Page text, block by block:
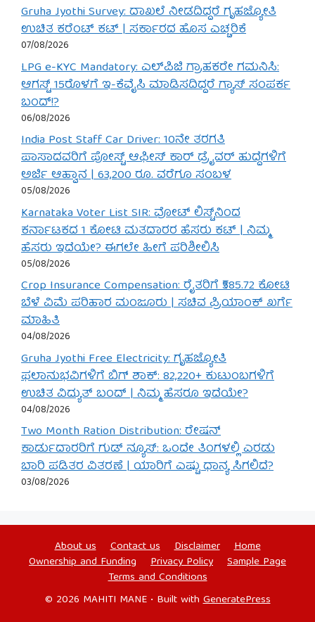
Gruha Jyothi Survey: ದಾಖಲೆ ನೀಡದಿದ್ದರೆ ಗೃಹಜ್ಯೋತಿ
ಉಚಿತ ಕರೆಂಟ್ ಕಟ್ | ಸರ್ಕಾರದ ಹೊಸ ಎಚ್ಚರಿಕೆ
07/08/2026
LPG e-KYC Mandatory: ಎಲ್‌ಪಿಜಿ ಗ್ರಾಹಕರೇ ಗಮನಿಸಿ:
ಆಗಸ್ಟ್ 15ರೊಳಗೆ ಇ-ಕೆವೈಸಿ ಮಾಡಿಸದಿದ್ದರೆ ಗ್ಯಾಸ್ ಸಂಪರ್ಕ
ಬಂದ್!?
06/08/2026
India Post Staff Car Driver: 10ನೇ ತರಗತಿ
ಪಾಸಾದವರಿಗೆ ಪೋಸ್ಟ್ ಆಫೀಸ್ ಕಾರ್ ಡ್ರೈವರ್ ಹುದ್ದೆಗಳಿಗೆ
ಅರ್ಜಿ ಆಹ್ವಾನ | 63,200 ರೂ. ವರೆಗೂ ಸಂಬಳ
05/08/2026
Karnataka Voter List SIR: ವೋಟ್ ಲಿಸ್ಟ್‌ನಿಂದ
ಕರ್ನಾಟಕದ 1 ಕೋಟಿ ಮತದಾರರ ಹೆಸರು ಕಟ್ | ನಿಮ್ಮ
ಹೆಸರು ಇದೆಯೇ? ಈಗಲೇ ಹೀಗೆ ಪರಿಶೀಲಿಸಿ
05/08/2026
Crop Insurance Compensation: ರೈತರಿಗೆ ₹585.72 ಕೋಟಿ
ಬೆಳೆ ವಿಮೆ ಪರಿಹಾರ ಮಂಜೂರು | ಸಚಿವ ಪ್ರಿಯಾಂಕ್ ಖರ್ಗೆ
ಮಾಹಿತಿ
04/08/2026
Gruha Jyothi Free Electricity: ಗೃಹಜ್ಯೋತಿ
ಫಲಾನುಭವಿಗಳಿಗೆ ಬಿಗ್ ಶಾಕ್: 82,220+ ಕುಟುಂಬಗಳಿಗೆ
ಉಚಿತ ವಿದ್ಯುತ್ ಬಂದ್ | ನಿಮ್ಮ ಹೆಸರೂ ಇದೆಯೇ?
04/08/2026
Two Month Ration Distribution: ರೇಷನ್
ಕಾರ್ಡುದಾರರಿಗೆ ಗುಡ್ ನ್ಯೂಸ್: ಒಂದೇ ತಿಂಗಳಲ್ಲಿ ಎರಡು
ಬಾರಿ ಪಡಿತರ ವಿತರಣೆ | ಯಾರಿಗೆ ಎಷ್ಟು ಧಾನ್ಯ ಸಿಗಲಿದೆ?
03/08/2026
About us Contact us Disclaimer
Home
Ownership and Funding
Privacy Policy
Sample Page
Terms and Conditions
© 2026 MAHITI MANE• Built withGeneratePress